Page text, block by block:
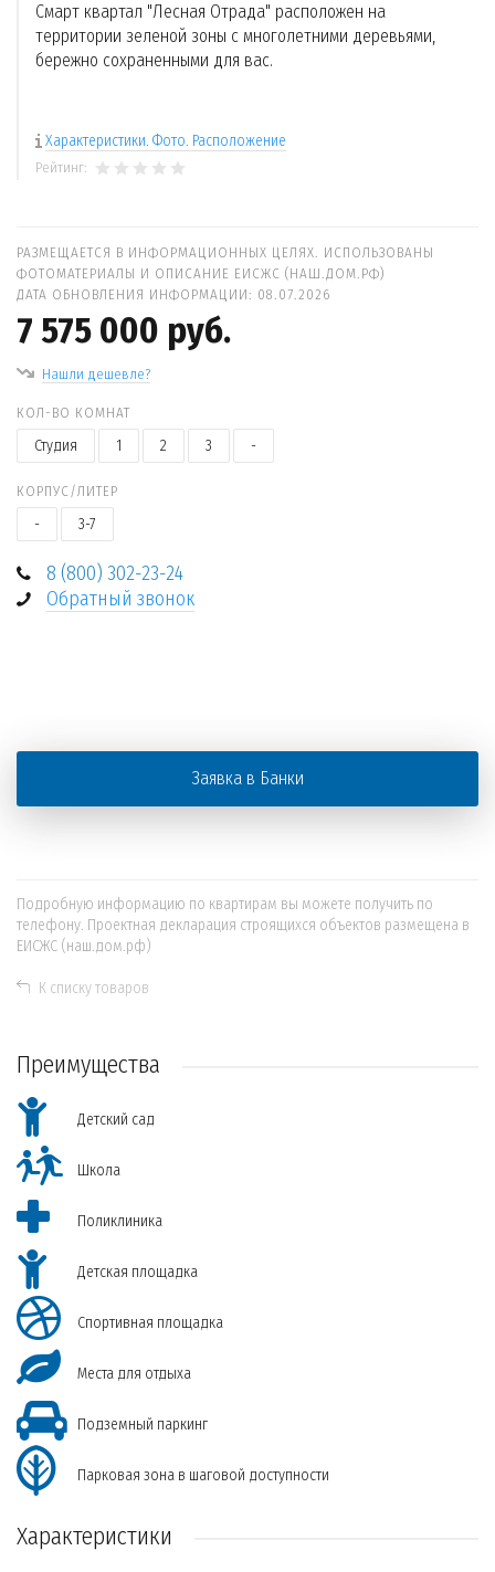
Смарт квартал "Лесная Отрада" расположен на
территории зеленой зоны с многолетними деревьями,
бережно сохраненными для вас.
Характеристики. Фото. Расположение
Рейтинг:
РАЗМЕЩАЕТСЯ В ИНФОРМАЦИОННЫХ ЦЕЛЯХ. ИСПОЛЬЗОВАНЫ
ФОТОМАТЕРИАЛЫ И ОПИСАНИЕ ЕИСЖС (НАШ.ДОМ.РФ)
ДАТА ОБНОВЛЕНИЯ ИНФОРМАЦИИ: 08.07.2026
7 575 000 руб.
Нашли дешевле?
КОЛ-ВО КОМНАТ
Студия 1 2 3 -
КОРПУС/ЛИТЕР
- 3-7
8 (800) 302-23-24
Обратный звонок
Заявка в Банки
Подробную информацию по квартирам вы можете получить по
телефону. Проектная декларация строящихся объектов размещена в
ЕИСЖС (наш.дом.рф)
К списку товаров
Преимущества
Детский сад
Школа
Поликлиника
Детская площадка
Спортивная площадка
Места для отдыха
Подземный паркинг
Парковая зона в шаговой доступности
Характеристики